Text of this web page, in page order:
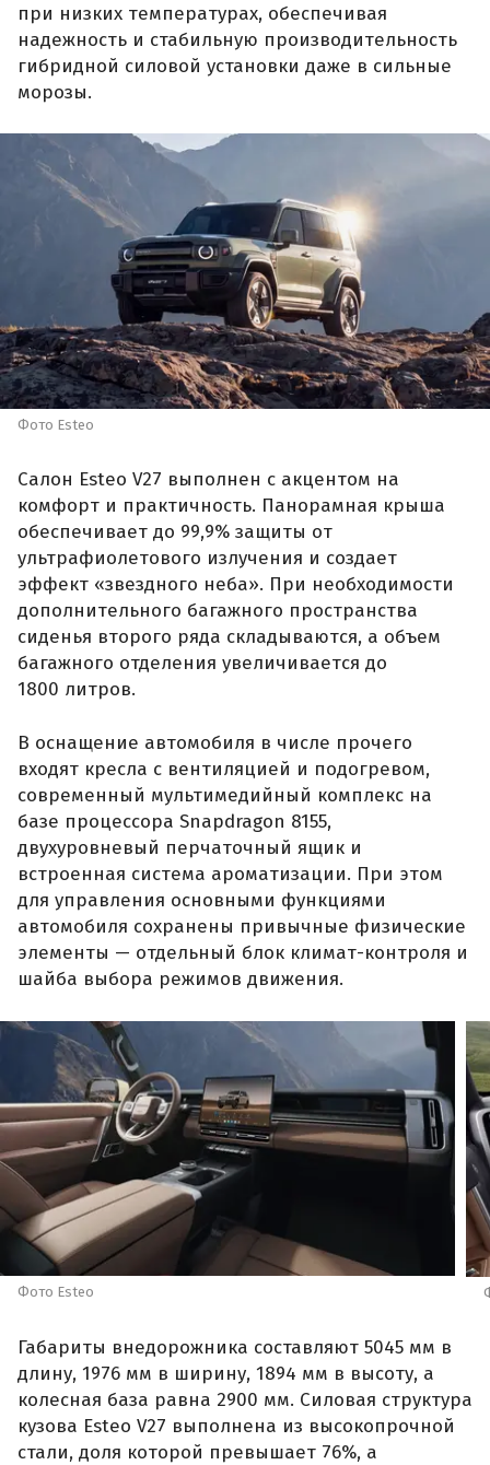
при низких температурах, обеспечивая
надежность и стабильную производительность
гибридной силовой установки даже в сильные
морозы.
Фото Esteo
Салон Esteo V27 выполнен с акцентом на
комфорт и практичность. Панорамная крыша
обеспечивает до 99,9% защиты от
ультрафиолетового излучения и создает
эффект «звездного неба». При необходимости
дополнительного багажного пространства
сиденья второго ряда складываются, а объем
багажного отделения увеличивается до
1800 литров.
В оснащение автомобиля в числе прочего
входят кресла с вентиляцией и подогревом,
современный мультимедийный комплекс на
базе процессора Snapdragon 8155,
двухуровневый перчаточный ящик и
встроенная система ароматизации. При этом
для управления основными функциями
автомобиля сохранены привычные физические
элементы — отдельный блок климат-контроля и
шайба выбора режимов движения.
Фото Esteo
Габариты внедорожника составляют 5045 мм в
длину, 1976 мм в ширину, 1894 мм в высоту, а
колесная база равна 2900 мм. Силовая структура
кузова Esteo V27 выполнена из высокопрочной
стали, доля которой превышает 76%, а